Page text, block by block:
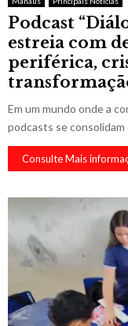
Podcast
estreia com
periférica,
Em um mundo onde a
podcasts se consolidam
Consulte Mais